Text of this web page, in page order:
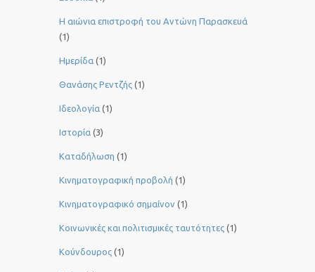
Η αιώνια επιστροφή του Αντώνη Παρασκευά
(1)
Ημερίδα (1)
Θανάσης Ρεντζής (1)
Ιδεολογία (1)
Ιστορία (3)
Καταδήλωση (1)
Κινηματογραφική προβολή (1)
Κινηματογραφικό σημαίνον (1)
Κοινωνικές και πολιτισμικές ταυτότητες (1)
Κούνδουρος (1)